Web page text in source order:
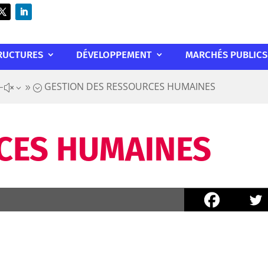
DÉVELOPPEMENT MARCHÉS PUBLICS
GESTION DES RESSOURCES HUMAINES
HUMAINES